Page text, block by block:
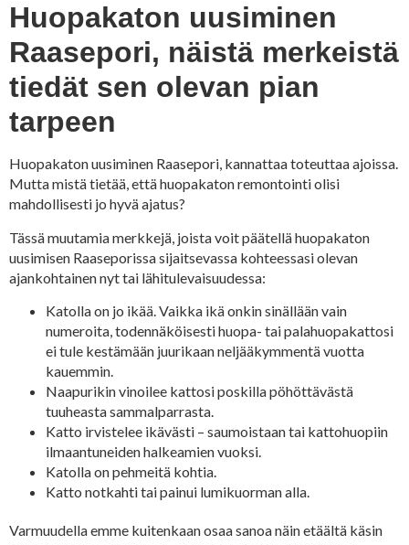
Huopakaton uusiminen
Raasepori, näistä merkeistä
tiedät sen olevan pian
tarpeen
Huopakaton uusiminen Raasepori, kannattaa toteuttaa ajoissa.
Mutta mistä tietää, että huopakaton remontointi olisi
mahdollisesti jo hyvä ajatus?
Tässä muutamia merkkejä, joista voit päätellä huopakaton
uusimisen Raaseporissa sijaitsevassa kohteessasi olevan
ajankohtainen nyt tai lähitulevaisuudessa:
Katolla on jo ikää. Vaikka ikä onkin sinällään vain
numeroita, todennäköisesti huopa- tai palahuopakattosi
ei tule kestämään juurikaan neljääkymmentä vuotta
kauemmin.
Naapurikin vinoilee kattosi poskilla pöhöttävästä
tuuheasta sammalparrasta.
Katto irvistelee ikävästi – saumoistaan tai kattohuopiin
ilmaantuneiden halkeamien vuoksi.
Katolla on pehmeitä kohtia.
Katto notkahti tai painui lumikuorman alla.
Varmuudella emme kuitenkaan osaa sanoa näin etäältä käsin